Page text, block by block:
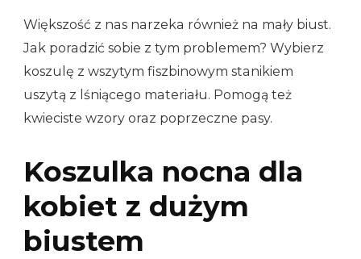
Większość z nas narzeka również na mały biust.
Jak poradzić sobie z tym problemem? Wybierz
koszulę z wszytym fiszbinowym stanikiem
uszytą z lśniącego materiału. Pomogą też
kwieciste wzory oraz poprzeczne pasy.
Koszulka nocna dla
kobiet z dużym
biustem